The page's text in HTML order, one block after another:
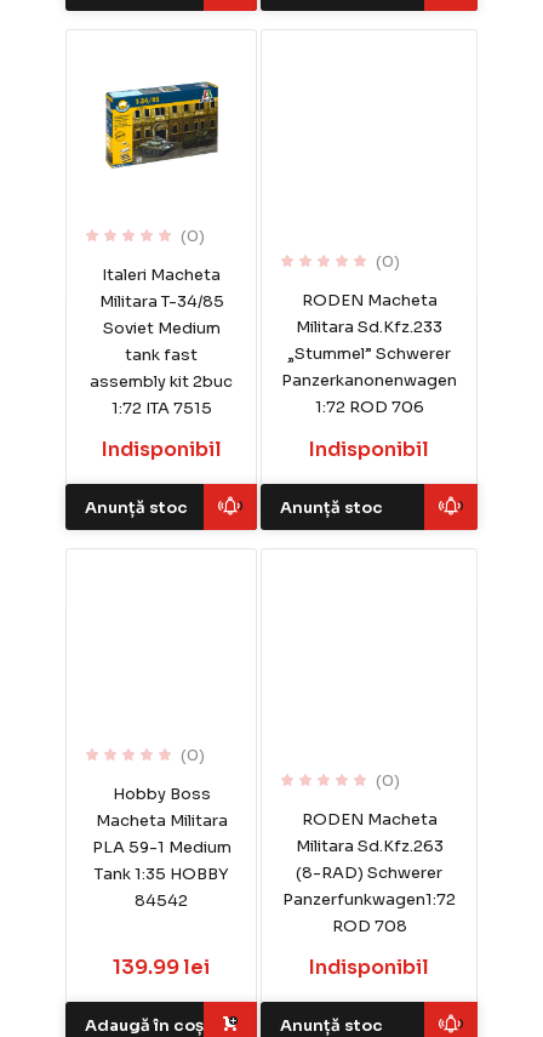
(0)
Italeri Macheta
Militara T-34/85
Soviet Medium
tank fast
assembly kit 2buc
1:72 ITA 7515
Indisponibil
Anunță stoc
(0)
RODEN Macheta
Militara Sd.Kfz.233
„Stummel” Schwerer
Panzerkanonenwagen
1:72 ROD 706
Indisponibil
Anunță stoc
(0)
Hobby Boss
Macheta Militara
PLA 59-1 Medium
Tank 1:35 HOBBY
84542
139.99 lei
Adaugă în coș
(0)
RODEN Macheta
Militara Sd.Kfz.263
(8-RAD) Schwerer
Panzerfunkwagen1:72
ROD 708
Indisponibil
Anunță stoc